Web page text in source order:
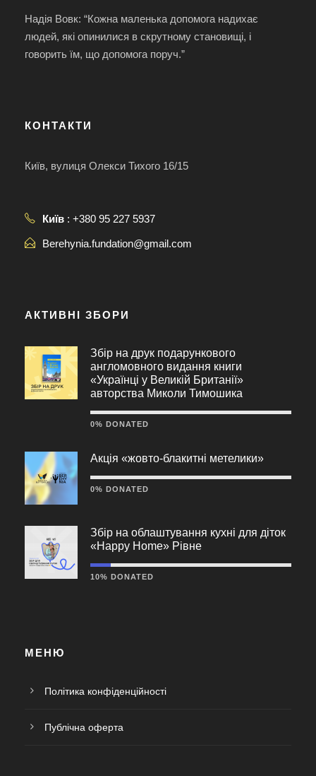
Надія Вовк: “Кожна маленька допомога надихає
людей, які опинилися в скрутному становищі, і
говорить їм, що допомога поруч.”
КОНТАКТИ
Київ, вулиця Олекси Тихого 16/15
Київ : +380 95 227 5937
Berehynia.fundation@gmail.com
АКТИВНІ ЗБОРИ
Збір на друк подарункового
англомовного видання книги
«Українці у Великій Британії»
авторства Миколи Тимошика
0% DONATED
Акція «жовто-блакитні метелики»
0% DONATED
Збір на облаштування кухні для діток
«Happy Home» Рівне
10% DONATED
МЕНЮ
Політика конфіденційності
Публічна оферта